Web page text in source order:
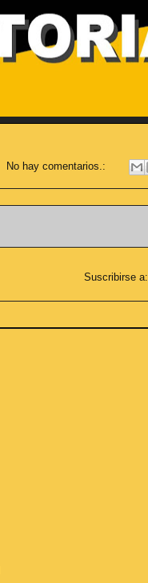
No hay comentarios.:
Suscribirse a: